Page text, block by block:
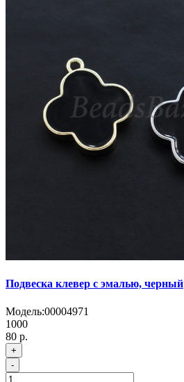
Подвеска клевер с эмалью, черный
Модель:00004971
1000
80 р.
+
-